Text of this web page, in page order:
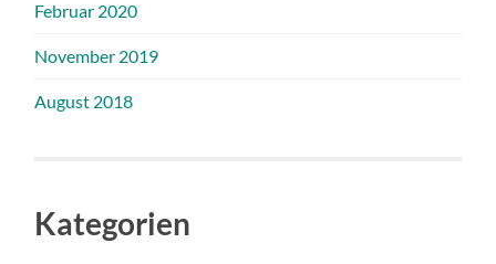
Februar 2020
November 2019
August 2018
Kategorien